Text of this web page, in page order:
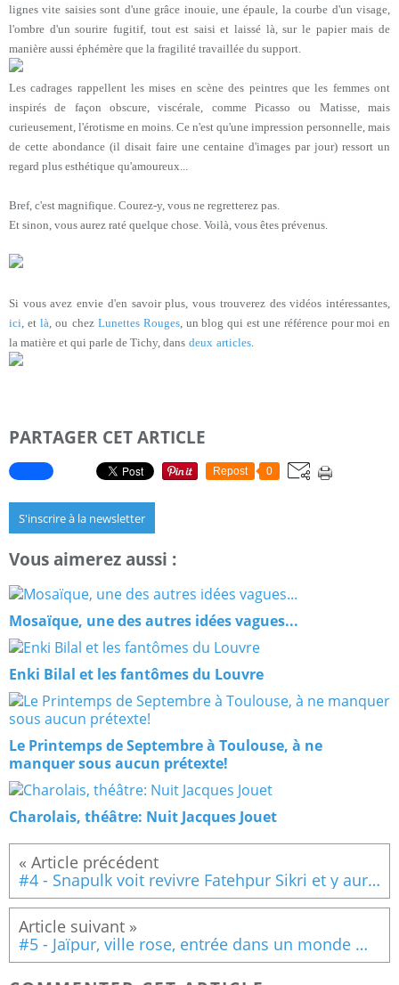
lignes vite saisies sont d'une grâce inouie, une épaule, la courbe d'un visage,
l'ombre d'un sourire fugitif, tout est saisi et laissé là, sur le papier mais de
manière aussi éphémère que la fragilité travaillée du support.
Les cadrages rappellent les mises en scène des peintres que les femmes ont
inspirés de façon obscure, viscérale, comme Picasso ou Matisse, mais
curieusement, l'érotisme en moins. Ce n'est qu'une impression personnelle, mais
de cette abondance (il disait faire une centaine d'images par jour) ressort un
regard plus esthétique qu'amoureux...
Bref, c'est magnifique. Courez-y, vous ne regretterez pas.
Et sinon, vous aurez raté quelque chose. Voilà, vous êtes prévenus.
Si vous avez envie d'en savoir plus, vous trouverez des vidéos intéressantes,
ici , et là , ou chez Lunettes Rouges , un blog qui est une référence pour moi en
la matière et qui parle de Tichy, dans deux articles
PARTAGER CET ARTICLE
Repost 0
S'inscrire à la newsletter
Vous aimerez aussi :
Mosaïque, une des autres idées vagues...
Enki Bilal et les fantômes du Louvre
Le Printemps de Septembre à Toulouse, à ne
manquer sous aucun prétexte!
Charolais, théâtre: Nuit Jacques Jouet
#4 - Snapulk voit revivre Fatehpur Sikri et y aurait bien goûté à un curry vert aux saucisses
#5 - Jaïpur, ville rose, entrée dans un monde mythique et Matar Paneer